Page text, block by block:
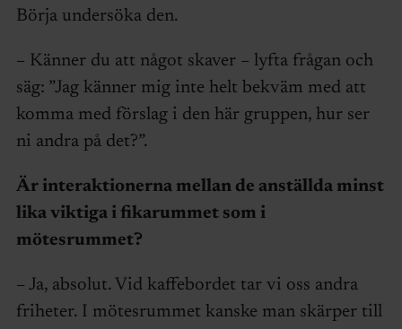
Börja undersöka den.
– Känner du att något skaver – lyfta frågan och
säg: ”Jag känner mig inte helt bekväm med att
komma med förslag i den här gruppen, hur ser
ni andra på det?”.
Är interaktionerna mellan de anställda minst
lika viktiga i fikarummet som i
mötesrummet?
– Ja, absolut. Vid kaffebordet tar vi oss andra
friheter. I mötesrummet kanske man skärper till